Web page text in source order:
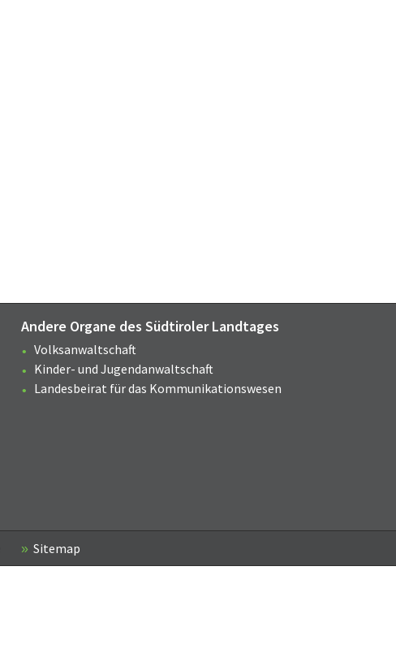
Andere Organe des Südtiroler Landtages
Volksanwaltschaft
Kinder- und Jugendanwaltschaft
Landesbeirat für das Kommunikationswesen
Sitemap